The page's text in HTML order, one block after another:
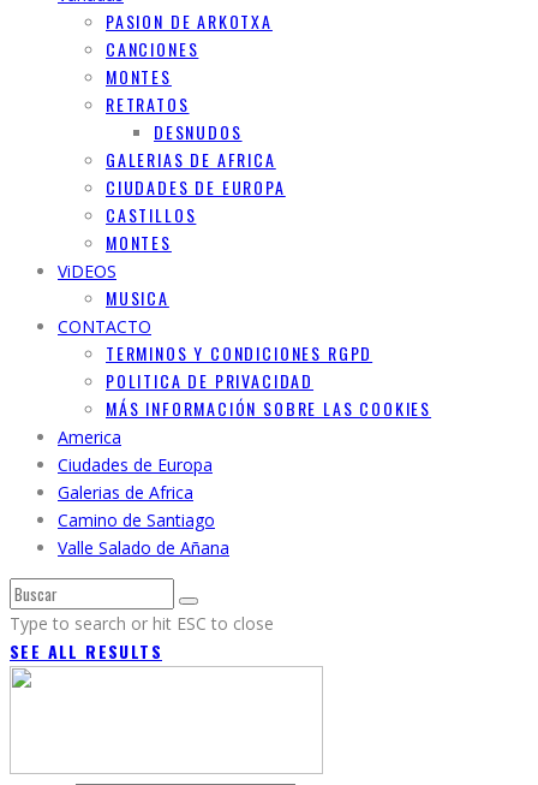
PASION DE ARKOTXA
CANCIONES
MONTES
RETRATOS
DESNUDOS
GALERIAS DE AFRICA
CIUDADES DE EUROPA
CASTILLOS
MONTES
ViDEOS
MUSICA
CONTACTO
TERMINOS Y CONDICIONES RGPD
POLITICA DE PRIVACIDAD
MÁS INFORMACIÓN SOBRE LAS COOKIES
America
Ciudades de Europa
Galerias de Africa
Camino de Santiago
Valle Salado de Añana
Type to search or hit ESC to close
SEE ALL RESULTS